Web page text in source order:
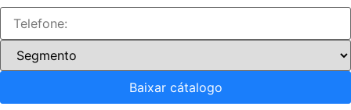
Baixar cátalogo